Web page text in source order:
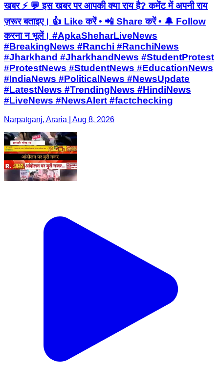
खबर ⚡ 💬 इस खबर पर आपकी क्या राय है? कमेंट में अपनी राय
ज़रूर बताइए। 👍 Like करें • 📲 Share करें • 🔔 Follow
करना न भूलें। #ApkaSheharLiveNews
#BreakingNews #Ranchi #RanchiNews
#Jharkhand #JharkhandNews #StudentProtest
#ProtestNews #StudentNews #EducationNews
#IndiaNews #PoliticalNews #NewsUpdate
#LatestNews #TrendingNews #HindiNews
#LiveNews #NewsAlert #factchecking
Narpatganj, Araria | Aug 8, 2026